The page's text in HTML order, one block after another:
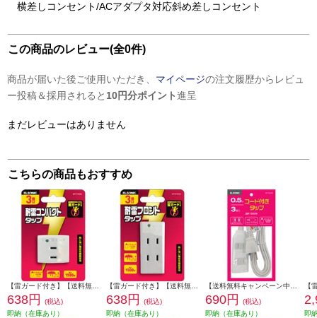
横差しコンセント/ACアダプタ対応斜め差しコンセント
この商品のレビュー(全0件)
商品が届いた後ご使用いただき、 マイページの注文履歴からレビュ
ー投稿＆採用されると 10円分ポイント進呈
まだレビューはありません
こちらの商品もおすすめ
638円
(税込)
即納（在庫あり）
638円
(税込)
即納（在庫あり）
690円
(税込)
即納（在庫あり）
即